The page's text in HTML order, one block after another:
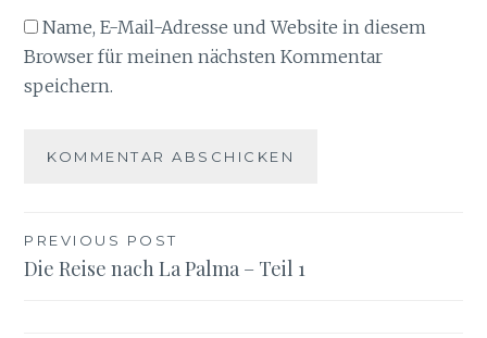
Name, E-Mail-Adresse und Website in diesem
Browser für meinen nächsten Kommentar
speichern.
Beitragsnavigation
PREVIOUS POST
Die Reise nach La Palma – Teil 1